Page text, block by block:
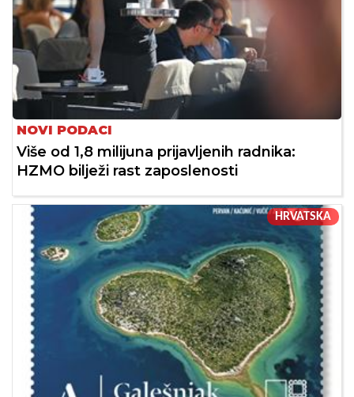
NOVI PODACI
Više od 1,8 milijuna prijavljenih radnika:
HZMO bilježi rast zaposlenosti
HRVATSKA